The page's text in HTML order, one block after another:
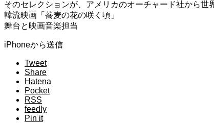
そのセレクションが、アメリカのオーチャード社から
韓流映画「蕎麦の花の咲く頃」
舞台と映画音楽担当
iPhoneから送信
Tweet
Share
Hatena
Pocket
RSS
feedly
Pin it